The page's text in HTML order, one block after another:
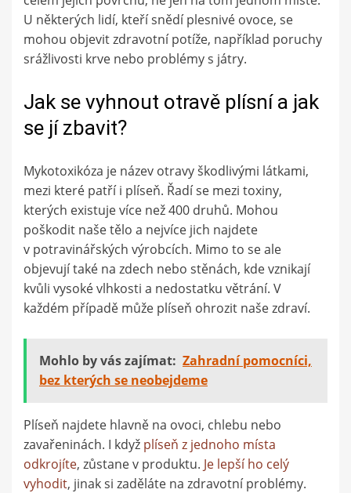
U některých lidí, kteří snědí plesnivé ovoce, se
mohou objevit zdravotní potíže, například poruchy
srážlivosti krve nebo problémy s játry.
Jak se vyhnout otravě plísní a jak
se jí zbavit?
Mykotoxikóza je název otravy škodlivými látkami,
mezi které patří i plíseň. Řadí se mezi toxiny,
kterých existuje více než 400 druhů. Mohou
poškodit naše tělo a nejvíce jich najdete
v potravinářských výrobcích. Mimo to se ale
objevují také na zdech nebo stěnách, kde vznikají
kvůli vysoké vlhkosti a nedostatku větrání. V
každém případě může plíseň ohrozit naše zdraví.
Mohlo by vás zajímat: Zahradní pomocníci,
bez kterých se neobejdeme
Plíseň najdete hlavně na ovoci, chlebu nebo
zavařeninách. I když plíseň z jednoho místa
odkrojíte, zůstane v produktu. Je lepší ho celý
vyhodit, jinak si zaděláte na zdravotní problémy.